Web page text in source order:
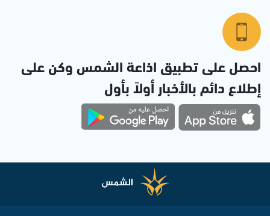
احصل على تطبيق اذاعة الشمس وكن على
إطلاع دائم بالأخبار أولاً بأول